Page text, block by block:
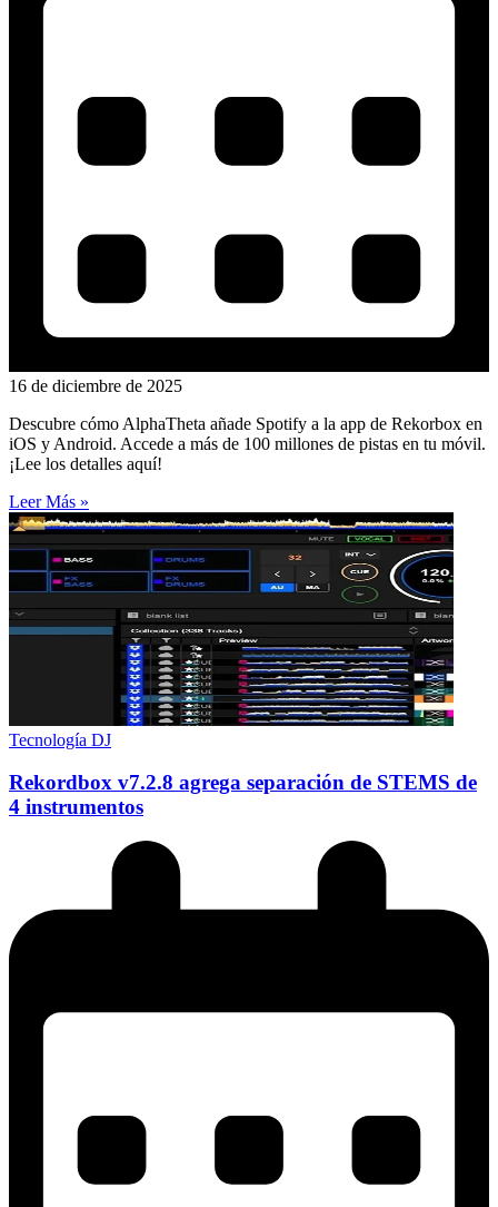
16 de diciembre de 2025
Descubre cómo AlphaTheta añade Spotify a la app de Rekorbox en
iOS y Android. Accede a más de 100 millones de pistas en tu móvil.
¡Lee los detalles aquí!
Leer Más »
Tecnología DJ
Rekordbox v7.2.8 agrega separación de STEMS de
4 instrumentos